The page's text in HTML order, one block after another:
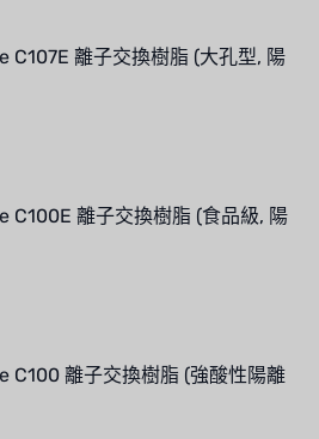
C107E 離子交換樹脂 (大孔型, 陽
C100E 離子交換樹脂 (食品級, 陽
C100 離子交換樹脂 (強酸性陽離